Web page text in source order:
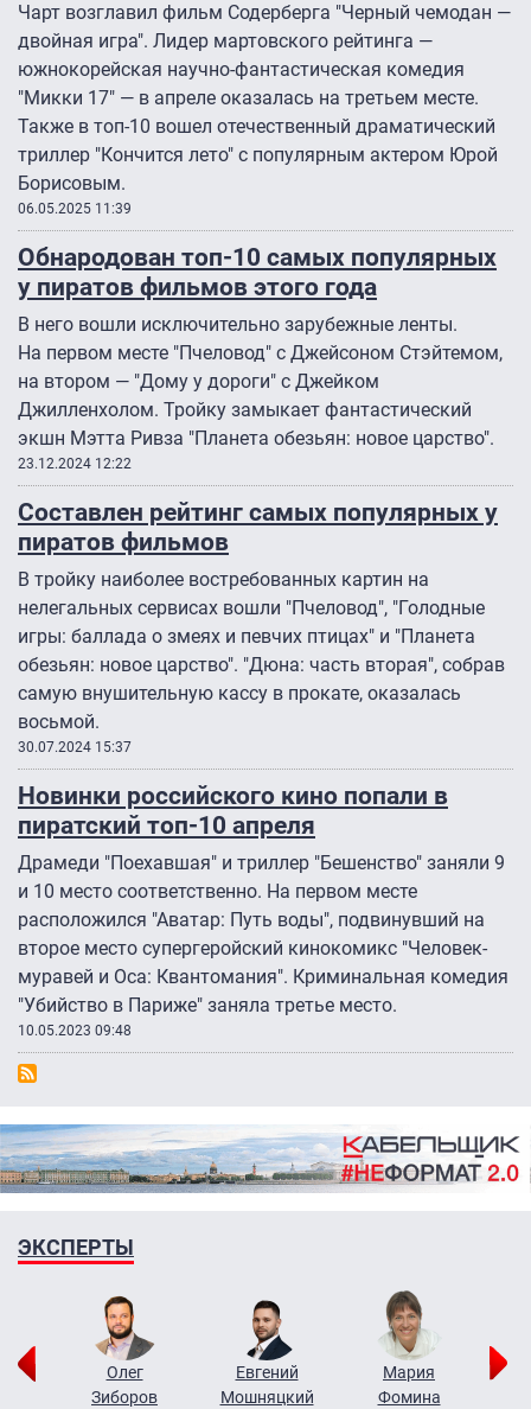
Чарт возглавил фильм Содерберга "Черный чемодан —
двойная игра". Лидер мартовского рейтинга —
южнокорейская научно-фантастическая комедия
"Микки 17" — в апреле оказалась на третьем месте.
Также в топ-10 вошел отечественный драматический
триллер "Кончится лето" с популярным актером Юрой
Борисовым.
06.05.2025 11:39
Обнародован топ-10 самых популярных
у пиратов фильмов этого года
В него вошли исключительно зарубежные ленты.
На первом месте "Пчеловод" с Джейсоном Стэйтемом,
на втором — "Дому у дороги" с Джейком
Джилленхолом. Тройку замыкает фантастический
экшн Мэтта Ривза "Планета обезьян: новое царство".
23.12.2024 12:22
Составлен рейтинг самых популярных у
пиратов фильмов
В тройку наиболее востребованных картин на
нелегальных сервисах вошли "Пчеловод", "Голодные
игры: баллада о змеях и певчих птицах" и "Планета
обезьян: новое царство". "Дюна: часть вторая", собрав
самую внушительную кассу в прокате, оказалась
восьмой.
30.07.2024 15:37
Новинки российского кино попали в
пиратский топ-10 апреля
Драмеди "Поехавшая" и триллер "Бешенство" заняли 9
и 10 место соответственно. На первом месте
расположился "Аватар: Путь воды", подвинувший на
второе место супергеройский кинокомикс "Человек-
муравей и Оса: Квантомания". Криминальная комедия
"Убийство в Париже" заняла третье место.
10.05.2023 09:48
ЭКСПЕРТЫ
Олег
Зиборов
Евгений
Мошняцкий
Мария
Фомина